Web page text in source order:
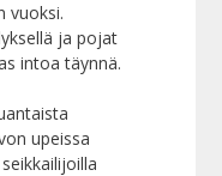
vuoksi.
ja pojat
intoa täynnä.
upeissa